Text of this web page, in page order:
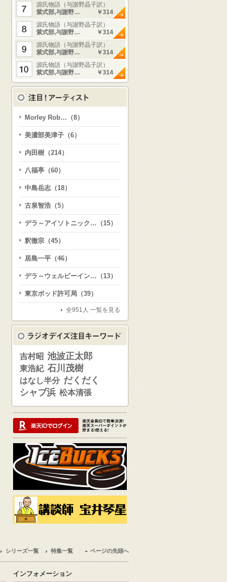
源氏物語（与謝野晶子訳）
紫式部,与謝野…
￥314
源氏物語（与謝野晶子訳）
紫式部,与謝野…
￥314
源氏物語（与謝野晶子訳）
紫式部,与謝野…
￥314
源氏物語（与謝野晶子訳）
紫式部,与謝野…
￥314
Morley Rob…（8）
美濃部美津子（6）
内田樹（214）
八福亭（60）
中島岳志（18）
古泉智浩（5）
デラ～アイソトニック…（15）
釈徹宗（45）
居島一平（46）
デラ～ウェルビーイン…（13）
東京ポッド許可局（39）
全951人 一覧を見る
吉村昭 池波正太郎
東浩紀 石川茂樹
はなし半分 だくだく
シャブ浜 松本清張
シリーズ一覧 特集一覧 ページの先頭へ
インフォメーション